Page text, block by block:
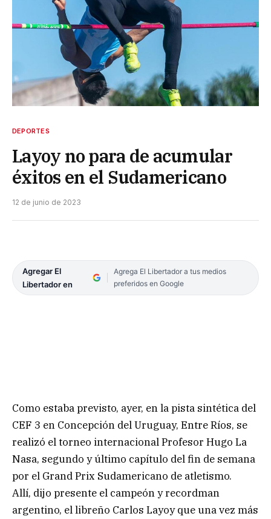
DEPORTES
Layoy no para de acumular
éxitos en el Sudamericano
12 de junio de 2023
Agregar El
Libertador en
Agrega El Libertador a tus medios
preferidos en Google
Como estaba previsto, ayer, en la pista sintética del
CEF 3 en Concepción del Uruguay, Entre Ríos, se
realizó el torneo internacional Profesor Hugo La
Nasa, segundo y último capítulo del fin de semana
por el Grand Prix Sudamericano de atletismo.
Allí, dijo presente el campeón y recordman
argentino, el libreño Carlos Layoy que una vez más